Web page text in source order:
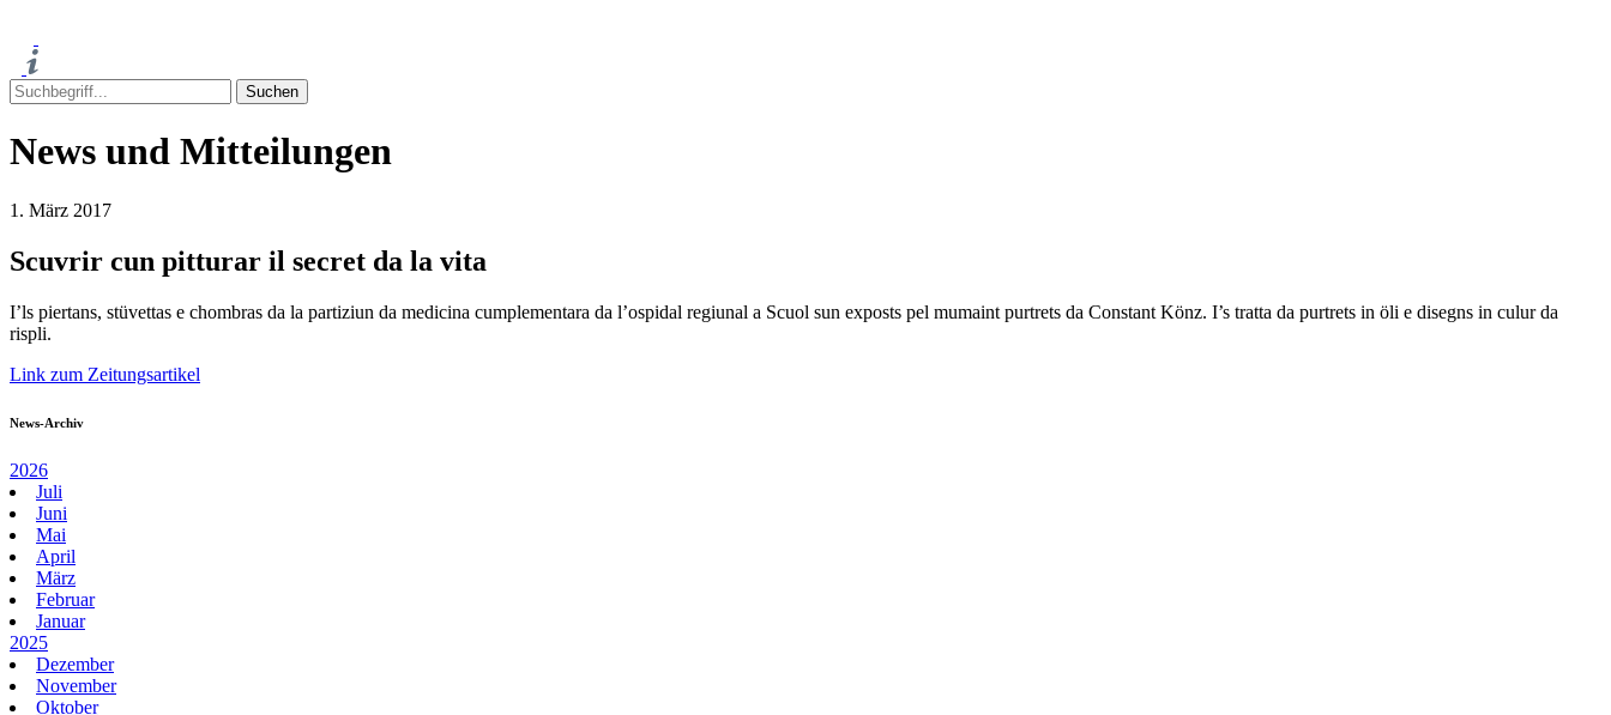
News und Mitteilungen
1. März 2017
Scuvrir cun pitturar il secret da la vita
I’ls piertans, stüvettas e chombras da la partiziun da medicina cumplementara da l’ospidal regiunal a Scuol sun exposts pel mumaint purtrets da Constant Könz. I’s tratta da purtrets in öli e disegns in culur da
rispli.
Link zum Zeitungsartikel
News-Archiv
2026
Juli
Juni
Mai
April
März
Februar
Januar
2025
Dezember
November
Oktober